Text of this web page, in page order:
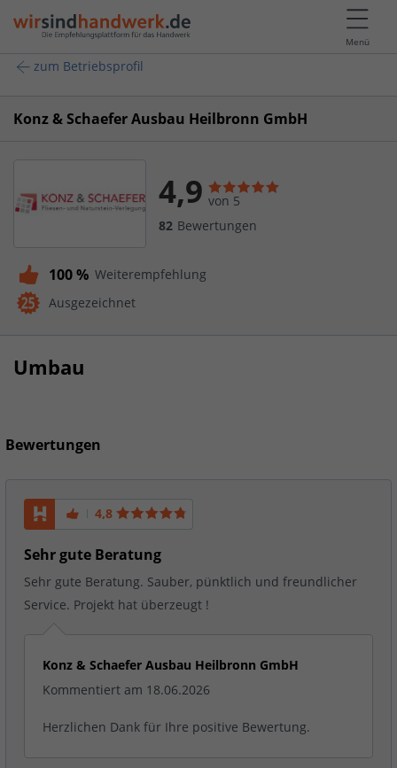
Menü
zum Betriebsprofil
Konz & Schaefer Ausbau Heilbronn GmbH
4,9 von 5
82 Bewertungen
100 % Weiterempfehlung
Ausgezeichnet
Umbau
Bewertungen
4,8
Sehr gute Beratung
Sehr gute Beratung. Sauber, pünktlich und freundlicher
Service. Projekt hat überzeugt !
Konz & Schaefer Ausbau Heilbronn GmbH
Kommentiert am 18.06.2026
Herzlichen Dank für Ihre positive Bewertung.